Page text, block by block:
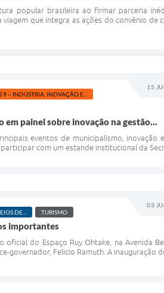
popular brasileira ao firmar parceria
que integra as ações do convênio de
15
9 – INDÚSTRIA, INOVAÇÃO E...
painel sobre inovação na gestão...
eventos de municipalismo, inovação
com um estande institucional da
03
DE... TURISMO
importantes
do Espaço Ruy Ohtake, na Avenida
Felicio Ramuth. A inauguração do